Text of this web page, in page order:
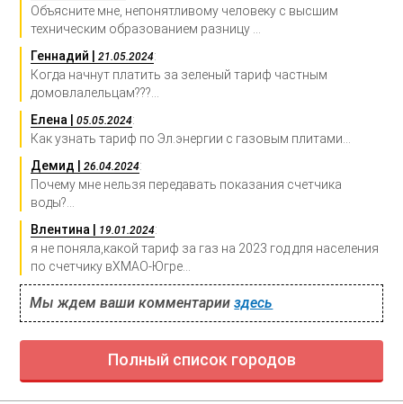
Объясните мне, непонятливому человеку с высшим
техническим образованием разницу ...
Геннадий |21.05.2024:
Когда начнут платить за зеленый тариф частным
домовлалельцам???...
Елена |05.05.2024:
Как узнать тариф по Эл.энергии с газовым плитами...
Демид |26.04.2024:
Почему мне нельзя передавать показания счетчика
воды?...
Влентина |
19.01.2024:
я не поняла,какой тариф за газ на 2023 год для населения
по счетчику вХМАО-Югре...
Мы ждем ваши комментарииздесь
Полный список городов